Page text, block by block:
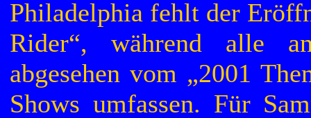
Philadelphia fehlt der
Rider“, während alle
abgesehen vom „2001
Shows umfassen. Für